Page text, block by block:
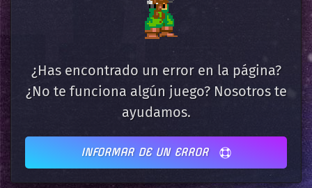
¿Has encontrado un error en la página?
¿No te funciona algún juego? Nosotros te
ayudamos.
INFORMAR DE UN ERROR